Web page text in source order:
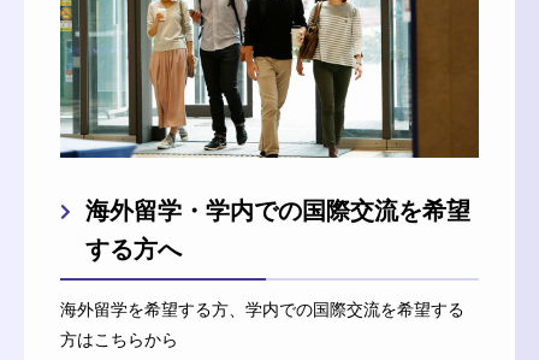
海外留学・学内での国際交流を希望
する方へ
海外留学を希望する方、学内での国際交流を希望する
方はこちらから